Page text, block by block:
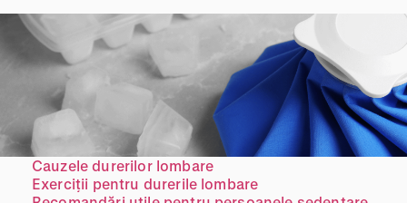
Cauzele durerilor lombare
Exerciții pentru durerile lombare